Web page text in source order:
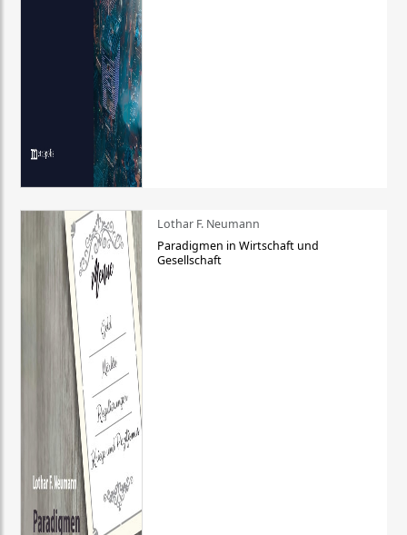
Lothar F. Neumann
Paradigmen in Wirtschaft und
Gesellschaft